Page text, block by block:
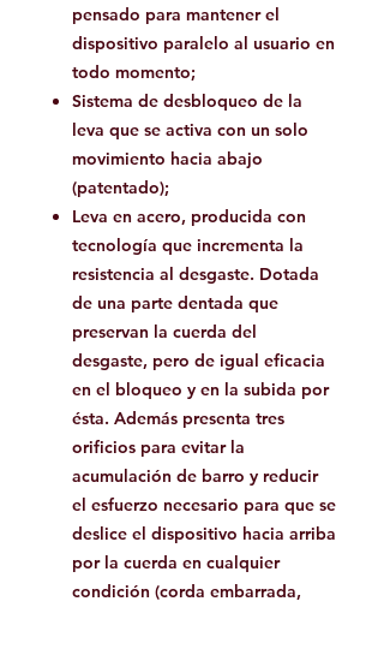
pensado para mantener el
dispositivo paralelo al usuario en
todo momento;
Sistema de desbloqueo de la
leva que se activa con un solo
movimiento hacia abajo
(patentado);
Leva en acero, producida con
tecnología que incrementa la
resistencia al desgaste. Dotada
de una parte dentada que
preservan la cuerda del
desgaste, pero de igual eficacia
en el bloqueo y en la subida por
ésta. Además presenta tres
orificios para evitar la
acumulación de barro y reducir
el esfuerzo necesario para que se
deslice el dispositivo hacia arriba
por la cuerda en cualquier
condición (corda embarrada,